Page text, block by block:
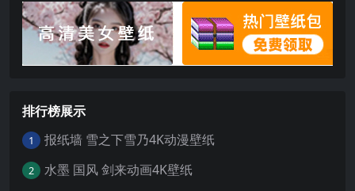
的头发 浓密的屁股 内裤 紫色
的内裤 武器 内衣 高跟鞋靴子
靴子 长袜 黑色的裙子 裙子 紫
色长筒袜 回想起来 跑步 两个
音调的头发 手肘手套 高跟鞋
排行榜展示
1 报纸墙 雪之下雪乃4K动漫壁纸
2 水墨 国风 剑来动画4K壁纸